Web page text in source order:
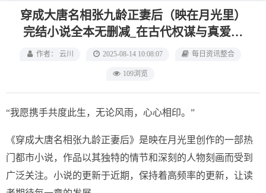
穿成大唐名相张九龄正妻后（映在月光里）
完结小说全本无删减_在古代权谋与真爱之
间追寻自我价值的旅程
作者： 云川 2025-08-14 10:08:07 每日资讯整合
109浏览
“我愿携手共度此生，无论风雨，心心相印。”
《穿成大唐名相张九龄正妻后》是映在月光里创作的一部热
门都市小说，作品以其独特的情节和深刻的人物刻画而受到
广泛关注。小说的更新于近期，保持着高频率的更新，让读